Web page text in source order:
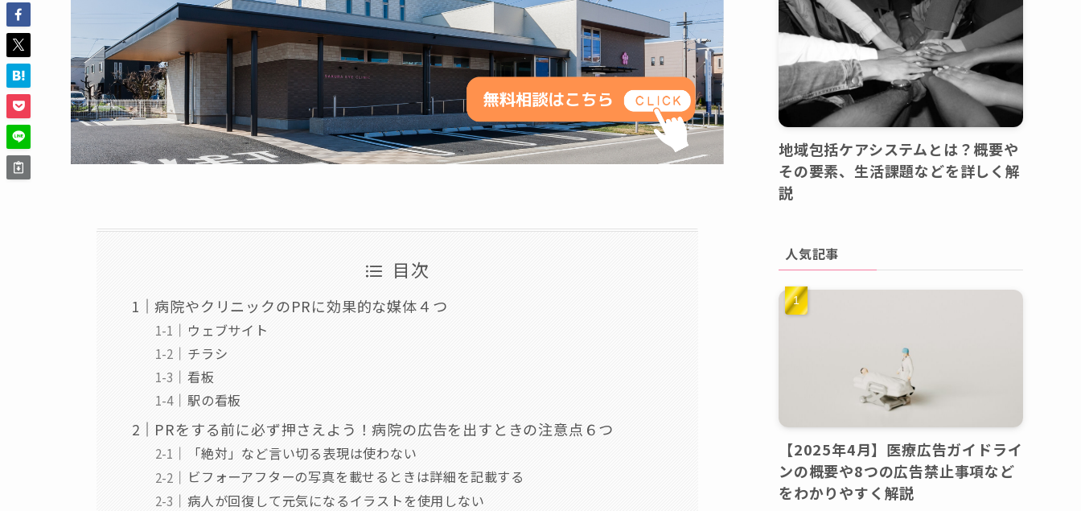
目次
病院やクリニックのPRに効果的な媒体４つ
ウェブサイト
チラシ
看板
駅の看板
PRをする前に必ず押さえよう！病院の広告を出すときの注意点６つ
「絶対」など言い切る表現は使わない
ビフォーアフターの写真を載せるときは詳細を記載する
病人が回復して元気になるイラストを使用しない
地域包括ケアシステムとは？概要や
その要素、生活課題などを詳しく解
説
人気記事
【2025年4月】医療広告ガイドライ
ンの概要や8つの広告禁止事項など
をわかりやすく解説